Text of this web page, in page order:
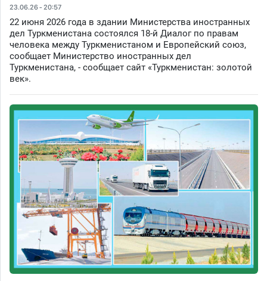
23.06.26 - 20:57
22 июня 2026 года в здании Министерства иностранных
дел Туркменистана состоялся 18-й Диалог по правам
человека между Туркменистаном и Европейский союз,
сообщает Министерство иностранных дел
Туркменистана, - сообщает сайт «Туркменистан: золотой
век».